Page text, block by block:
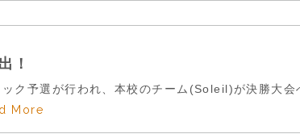
！
ク予選が行われ、本校のチーム(Soleil)が決勝大
More